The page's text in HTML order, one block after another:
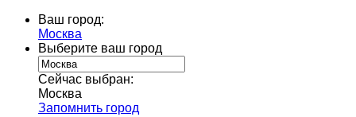
Ваш город:
Москва
Выберите ваш город
Сейчас выбран:
Москва
Запомнить город